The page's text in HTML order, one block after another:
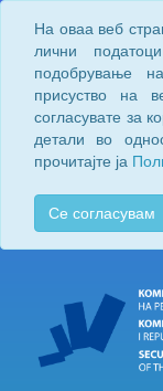
На оваа веб
лични
подобрување
присуство на
согласувате за
детали во
прочитајте ја
Се согласувам